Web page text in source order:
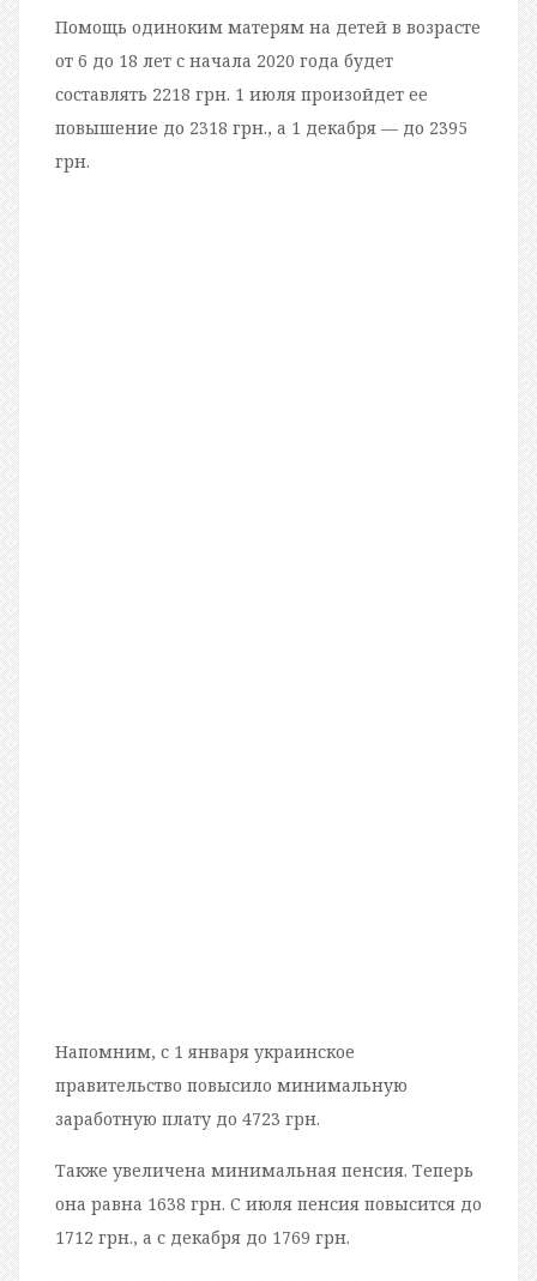
Помощь одиноким матерям на детей в возрасте
от 6 до 18 лет с начала 2020 года будет
составлять 2218 грн. 1 июля произойдет ее
повышение до 2318 грн., а 1 декабря — до 2395
грн.
Напомним, с 1 января украинское
правительство повысило минимальную
заработную плату до 4723 грн.
Также увеличена минимальная пенсия. Теперь
она равна 1638 грн. С июля пенсия повысится до
1712 грн., а с декабря до 1769 грн.